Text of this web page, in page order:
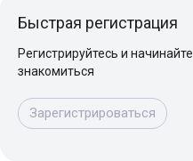
Быстрая регистрация
Регистрируйтесь и начинайте
знакомиться
Зарегистрироваться